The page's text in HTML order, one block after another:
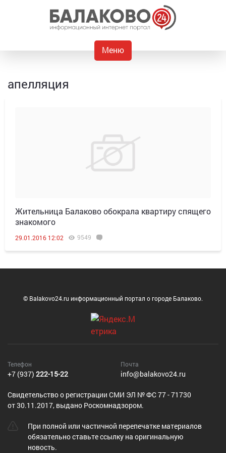
Меню
апелляция
Жительница Балаково обокрала квартиру спящего
знакомого
29.01.2016 12:02 9549
© Balakovo24.ru информационный портал о городе Балаково.
Телефон
+7 (937) 222-15-22
Почта
info@balakovo24.ru
Cвидетельство о регистрации СМИ ЭЛ № ФС 77 - 71730
от 30.11.2017, выдано Роскомнадзором.
При полной или частичной перепечатке материалов
обязательно ставьте ссылку на оригинальную
новость.